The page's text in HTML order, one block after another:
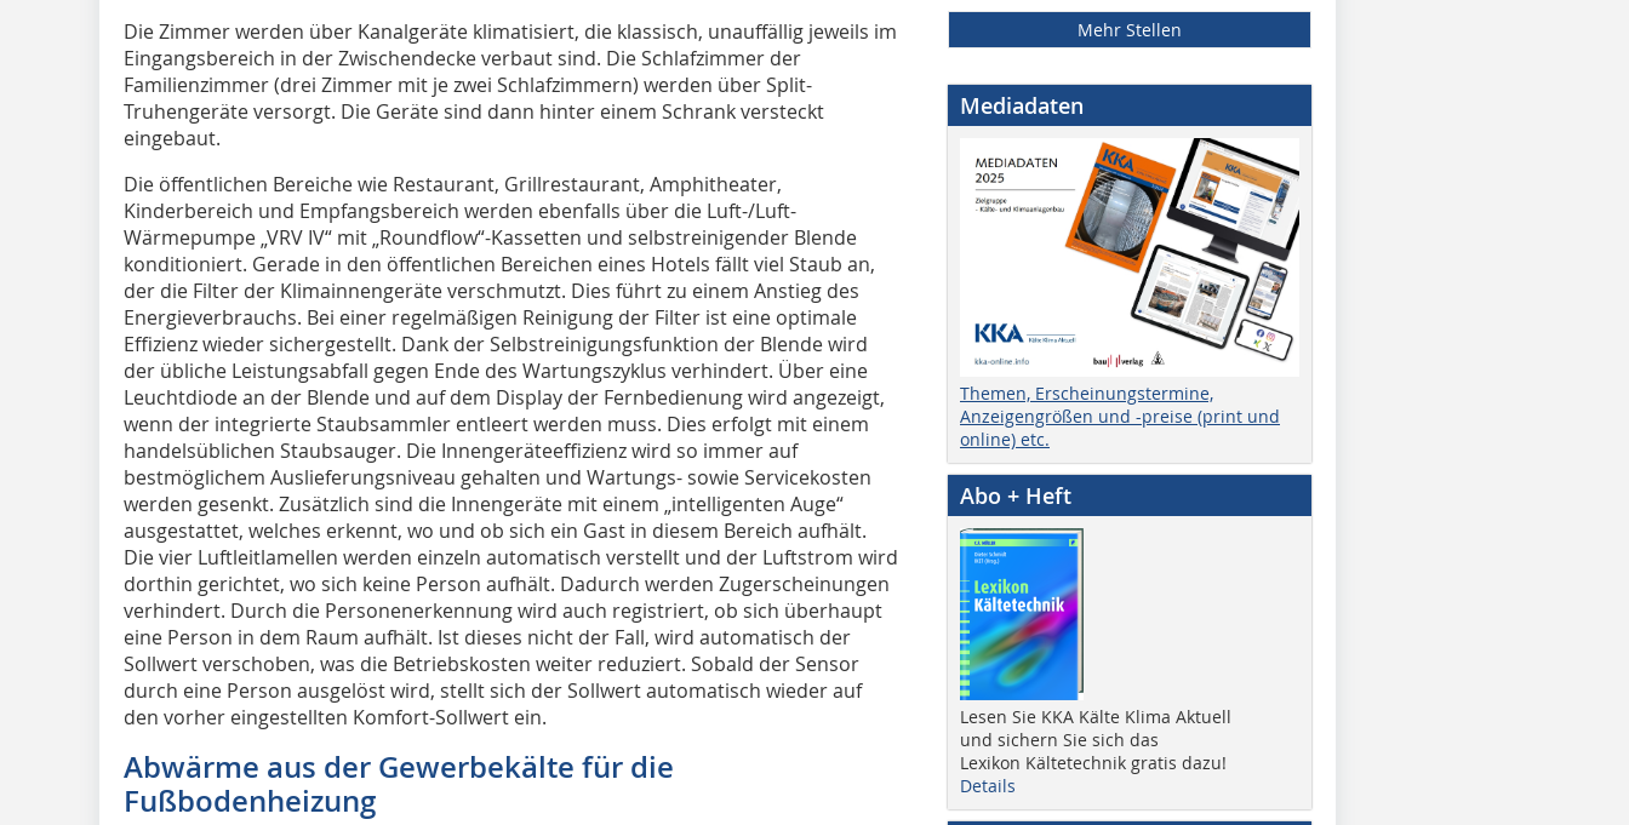
Die Zimmer werden über Kanalgeräte klimatisiert, die klassisch, unauffällig jeweils im
Eingangsbereich in der Zwischendecke verbaut sind. Die Schlafzimmer der
Familienzimmer (drei Zimmer mit je zwei Schlafzimmern) werden über Split-
Truhengeräte versorgt. Die Geräte sind dann hinter einem Schrank versteckt
eingebaut.
Die öffentlichen Bereiche wie Restaurant, Grillrestaurant, Amphitheater,
Kinderbereich und Empfangsbereich werden ebenfalls über die Luft-/Luft-
Wärmepumpe „VRV IV“ mit „Roundflow“-Kassetten und selbstreinigender Blende
konditioniert. Gerade in den öffentlichen Bereichen eines Hotels fällt viel Staub an,
der die Filter der Klimainnengeräte verschmutzt. Dies führt zu einem Anstieg des
Energieverbrauchs. Bei einer regelmäßigen Reinigung der Filter ist eine optimale
Effizienz wieder sichergestellt. Dank der Selbstreinigungsfunktion der Blende wird
der übliche Leistungsabfall gegen Ende des Wartungszyklus verhindert. Über eine
Leuchtdiode an der Blende und auf dem Display der Fernbedienung wird angezeigt,
wenn der integrierte Staubsammler entleert werden muss. Dies erfolgt mit einem
handelsüblichen Staubsauger. Die Innengeräteeffizienz wird so immer auf
bestmöglichem Auslieferungsniveau gehalten und Wartungs- sowie Servicekosten
werden gesenkt. Zusätzlich sind die Innengeräte mit einem „intelligenten Auge“
ausgestattet, welches erkennt, wo und ob sich ein Gast in diesem Bereich aufhält.
Die vier Luftleitlamellen werden einzeln automatisch verstellt und der Luftstrom wird
dorthin gerichtet, wo sich keine Person aufhält. Dadurch werden Zug­erschei­nun­gen
verhindert. Durch die Personenerkennung wird auch regis­triert, ob sich überhaupt
eine Person in dem Raum aufhält. Ist dieses nicht der Fall, wird automatisch der
Sollwert verschoben, was die Betriebskosten weiter reduziert. Sobald der Sensor
durch eine Person ausgelöst wird, stellt sich der Sollwert automatisch wieder auf
den vorher eingestellten Komfort-Sollwert ein.
Abwärme aus der Gewerbekälte für die
Fußbodenheizung
Mehr Stellen
Mediadaten
Themen, Erscheinungstermine,
Anzeigengrößen und -preise (print und
online) etc.
Abo + Heft
Lesen Sie KKA Kälte Klima Aktuell
und sichern Sie sich das
Lexikon Kältetechnik gratis dazu!
Details